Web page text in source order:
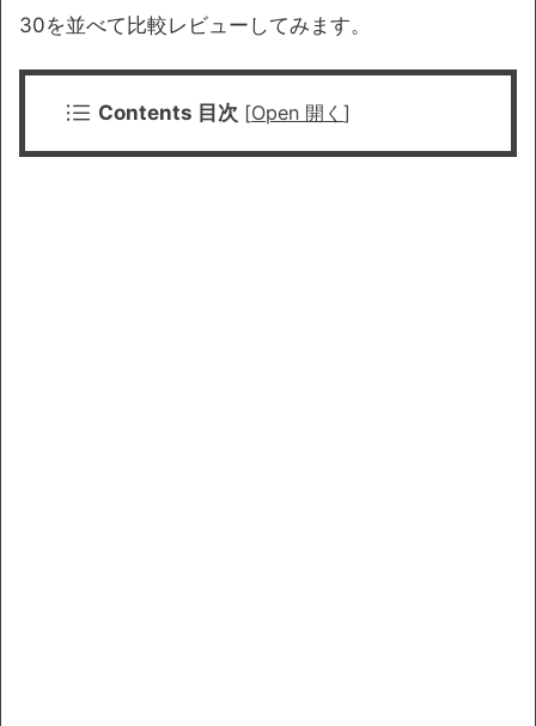
30を並べて比較レビューしてみます。
Contents 目次 [Open 開く ]